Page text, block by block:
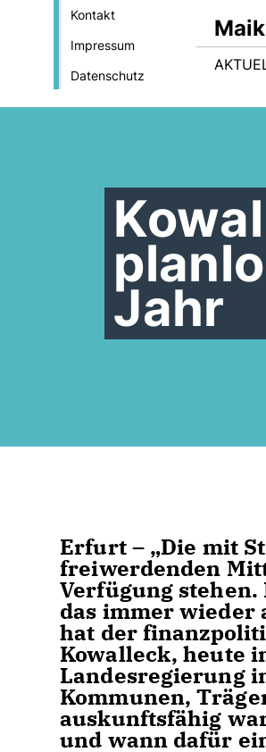
Kontakt
Impressum
Datenschutz
Jahr
Erfurt – „Die mit
freiwerdenden
Verfügung
das immer wieder
hat der
Kowalleck, heute
Landesregierung
Kommunen,
auskunftsfähig
und wann dafür